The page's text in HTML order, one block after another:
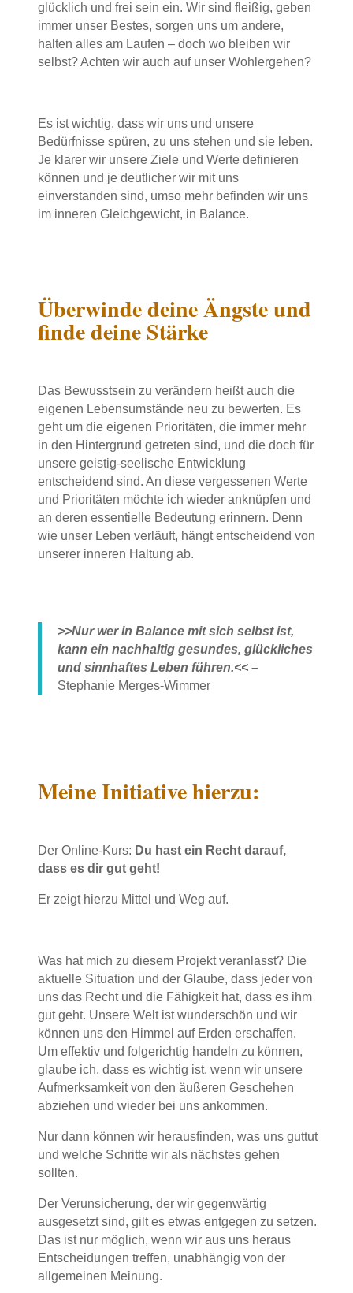
glücklich und frei sein ein. Wir sind fleißig, geben
immer unser Bestes, sorgen uns um andere,
halten alles am Laufen – doch wo bleiben wir
selbst? Achten wir auch auf unser Wohlergehen?
Es ist wichtig, dass wir uns und unsere
Bedürfnisse spüren, zu uns stehen und sie leben.
Je klarer wir unsere Ziele und Werte definieren
können und je deutlicher wir mit uns
einverstanden sind, umso mehr befinden wir uns
im inneren Gleichgewicht, in Balance.
Überwinde deine Ängste und
finde deine Stärke
Das Bewusstsein zu verändern heißt auch die
eigenen Lebensumstände neu zu bewerten. Es
geht um die eigenen Prioritäten, die immer mehr
in den Hintergrund getreten sind, und die doch für
unsere geistig-seelische Entwicklung
entscheidend sind. An diese vergessenen Werte
und Prioritäten möchte ich wieder anknüpfen und
an deren essentielle Bedeutung erinnern. Denn
wie unser Leben verläuft, hängt entscheidend von
unserer inneren Haltung ab.
>>Nur wer in Balance mit sich selbst ist,
kann ein nachhaltig gesundes, glückliches
und sinnhaftes Leben führen.<< –
Stephanie Merges-Wimmer
Meine Initiative hierzu:
Der Online-Kurs: Du hast ein Recht darauf,
dass es dir gut geht!
Er zeigt hierzu Mittel und Weg auf.
Was hat mich zu diesem Projekt veranlasst? Die
aktuelle Situation und der Glaube, dass jeder von
uns das Recht und die Fähigkeit hat, dass es ihm
gut geht. Unsere Welt ist wunderschön und wir
können uns den Himmel auf Erden erschaffen.
Um effektiv und folgerichtig handeln zu können,
glaube ich, dass es wichtig ist, wenn wir unsere
Aufmerksamkeit von den äußeren Geschehen
abziehen und wieder bei uns ankommen.
Nur dann können wir herausfinden, was uns guttut
und welche Schritte wir als nächstes gehen
sollten.
Der Verunsicherung, der wir gegenwärtig
ausgesetzt sind, gilt es etwas entgegen zu setzen.
Das ist nur möglich, wenn wir aus uns heraus
Entscheidungen treffen, unabhängig von der
allgemeinen Meinung.